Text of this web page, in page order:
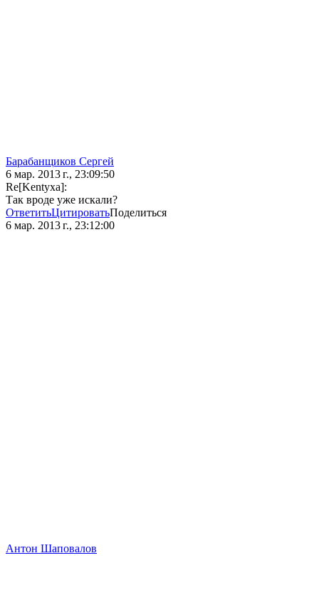
Барабанщиков Сергей
6 мар. 2013 г., 23:09:50
Re[Kentyxa]:
Так вроде уже искали?
ОтветитьЦитироватьПоделиться
6 мар. 2013 г., 23:12:00
Антон Шаповалов